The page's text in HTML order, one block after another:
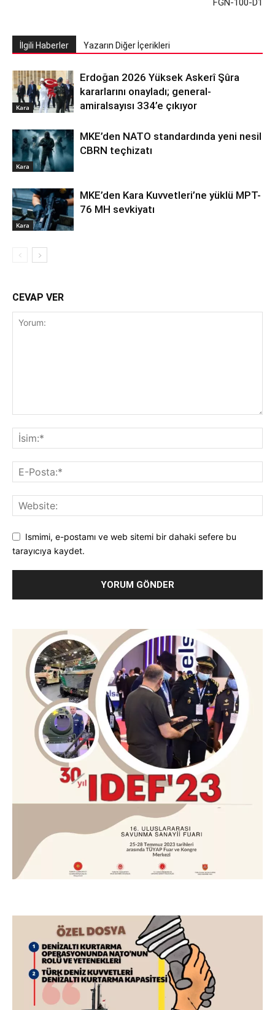
FGN-100-D1
İlgili Haberler Yazarın Diğer İçerikleri
Kara
Erdoğan 2026 Yüksek Askerî Şûra
kararlarını onayladı; general-
amiralsayısı 334’e çıkıyor
Kara
MKE’den NATO standardında yeni nesil
CBRN teçhizatı
Kara
MKE’den Kara Kuvvetleri’ne yüklü MPT-
76 MH sevkiyatı
CEVAP VER
Ismimi, e-postamı ve web sitemi bir dahaki sefere bu
tarayıcıya kaydet.